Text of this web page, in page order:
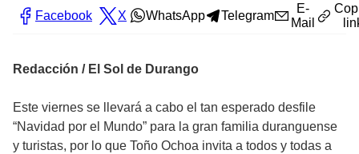
Facebook X WhatsApp Telegram
E-
Mail
Redacción / El Sol de Durango
Este viernes se llevará a cabo el tan esperado desfile
“Navidad por el Mundo” para la gran familia duranguense
y turistas, por lo que Toño Ochoa invita a todos y todas a